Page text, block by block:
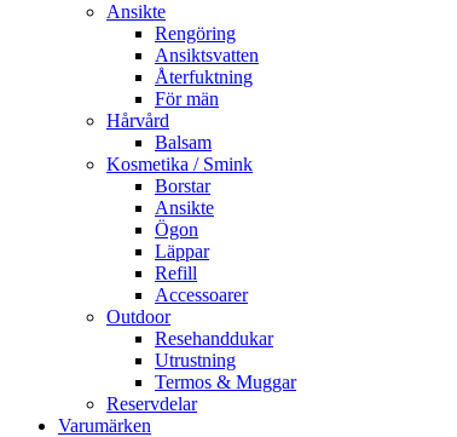
Ansikte
Rengöring
Ansiktsvatten
Återfuktning
För män
Hårvård
Balsam
Kosmetika / Smink
Borstar
Ansikte
Ögon
Läppar
Refill
Accessoarer
Outdoor
Resehanddukar
Utrustning
Termos & Muggar
Reservdelar
Varumärken